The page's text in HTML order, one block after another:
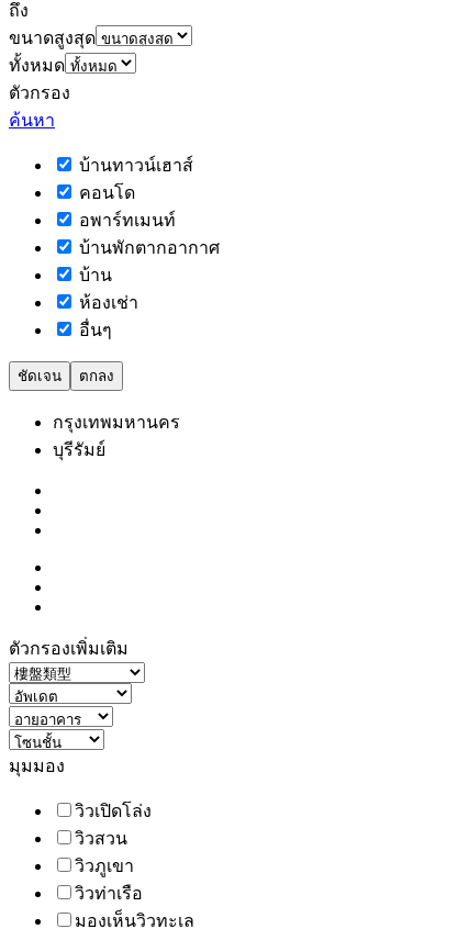
ถึง
ขนาดสูงสุด
ทั้งหมด
ตัวกรอง
ค้นหา
บ้านทาวน์เฮาส์
คอนโด
อพาร์ทเมนท์
บ้านพักตากอากาศ
บ้าน
ห้องเช่า
อื่นๆ
ชัดเจน ตกลง
กรุงเทพมหานคร
บุรีรัมย์
ตัวกรองเพิ่มเติม
มุมมอง
วิวเปิดโล่ง
วิวสวน
วิวภูเขา
วิวท่าเรือ
มองเห็นวิวทะเล